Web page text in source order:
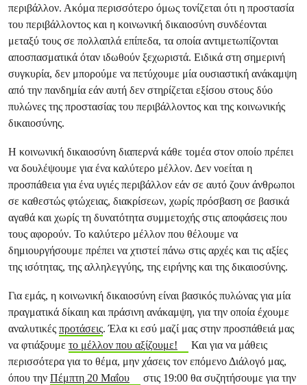
περιβάλλον. Ακόμα περισσότερο όμως τονίζεται ότι η προστασία
του περιβάλλοντος και η κοινωνική δικαιοσύνη συνδέονται
μεταξύ τους σε πολλαπλά επίπεδα, τα οποία αντιμετωπίζονται
αποσπασματικά όταν ιδωθούν ξεχωριστά. Ειδικά στη σημερινή
συγκυρία, δεν μπορούμε να πετύχουμε μία ουσιαστική ανάκαμψη
από την πανδημία εάν αυτή δεν στηρίζεται εξίσου στους δύο
πυλώνες της προστασίας του περιβάλλοντος και της κοινωνικής
δικαιοσύνης.
Η κοινωνική δικαιοσύνη διαπερνά κάθε τομέα στον οποίο πρέπει
να δουλέψουμε για ένα καλύτερο μέλλον. Δεν νοείται η
προσπάθεια για ένα υγιές περιβάλλον εάν σε αυτό ζουν άνθρωποι
σε καθεστώς φτώχειας, διακρίσεων, χωρίς πρόσβαση σε βασικά
αγαθά και χωρίς τη δυνατότητα συμμετοχής στις αποφάσεις που
τους αφορούν. Το καλύτερο μέλλον που θέλουμε να
δημιουργήσουμε πρέπει να χτιστεί πάνω στις αρχές και τις αξίες
της ισότητας, της αλληλεγγύης, της ειρήνης και της δικαιοσύνης.
Για εμάς, η κοινωνική δικαιοσύνη είναι βασικός πυλώνας για μία
πραγματικά δίκαιη και πράσινη ανάκαμψη, για την οποία έχουμε
αναλυτικές προτάσεις. Έλα κι εσύ μαζί μας στην προσπάθειά μας
να φτιάξουμε το μέλλον που αξίζουμε!
Και για να μάθεις
περισσότερα για το θέμα, μην χάσεις τον επόμενο Διάλογό μας,
όπου την Πέμπτη 20 Μαΐου
στις 19:00 θα συζητήσουμε για την